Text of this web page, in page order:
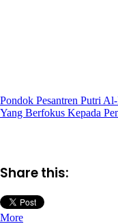
Pondok Pesantren Putri
Yang Berfokus Kepada
Share this:
More